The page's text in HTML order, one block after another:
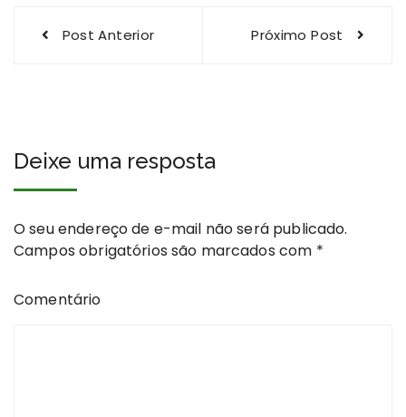
de
Post Anterior Próximo Post
Deixe uma resposta
O seu endereço de e-mail não será publicado.
Campos obrigatórios são marcados com *
Comentário